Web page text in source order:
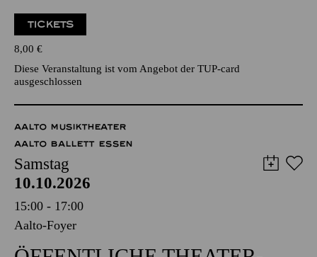
CENTRAL ALIVE
ICH DENKE NIEMALS NICHT AN DICH
TICKETS
ausgeschlossen
AALTO MUSIKTHEATER
AALTO BALLETT ESSEN
Samstag
10.10.2026
15:00 - 17:00